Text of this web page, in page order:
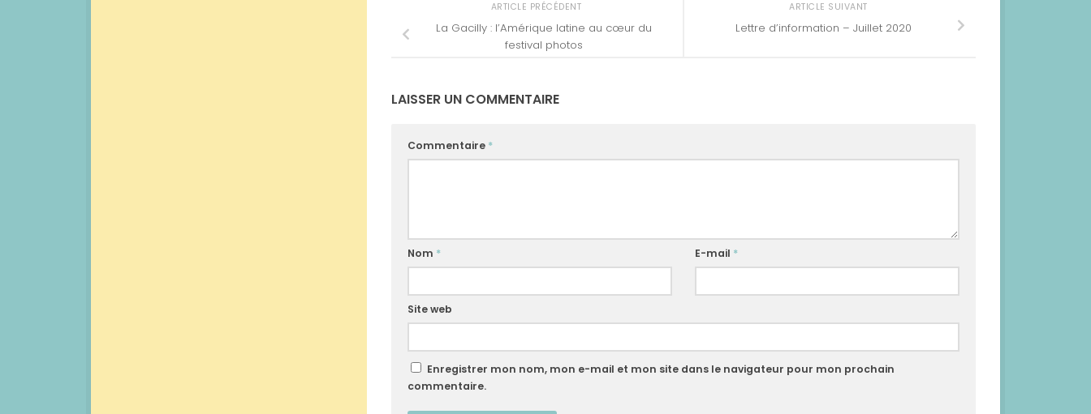
ARTICLE SUIVANT
Lettre d’information – Juillet 2020
ARTICLE PRÉCÉDENT
La Gacilly : l’Amérique latine au cœur du
festival photos
LAISSER UN COMMENTAIRE
Commentaire *
Nom * E-mail *
Site web
Enregistrer mon nom, mon e-mail et mon site dans le navigateur pour mon prochain
commentaire.